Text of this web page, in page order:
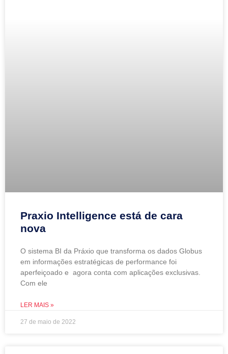
Praxio Intelligence está de cara
nova
O sistema BI da Práxio que transforma os dados Globus
em informações estratégicas de performance foi
aperfeiçoado e agora conta com aplicações exclusivas.
Com ele
LER MAIS »
27 de maio de 2022